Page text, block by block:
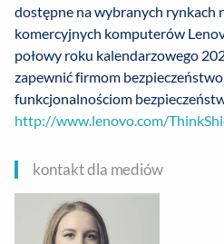
dostępne na wybranych rynkach
komercyjnych komputerów
połowy roku kalendarzowego
zapewnić firmom
funkcjonalnościom
http://www.lenovo.com/
kontakt dla mediów